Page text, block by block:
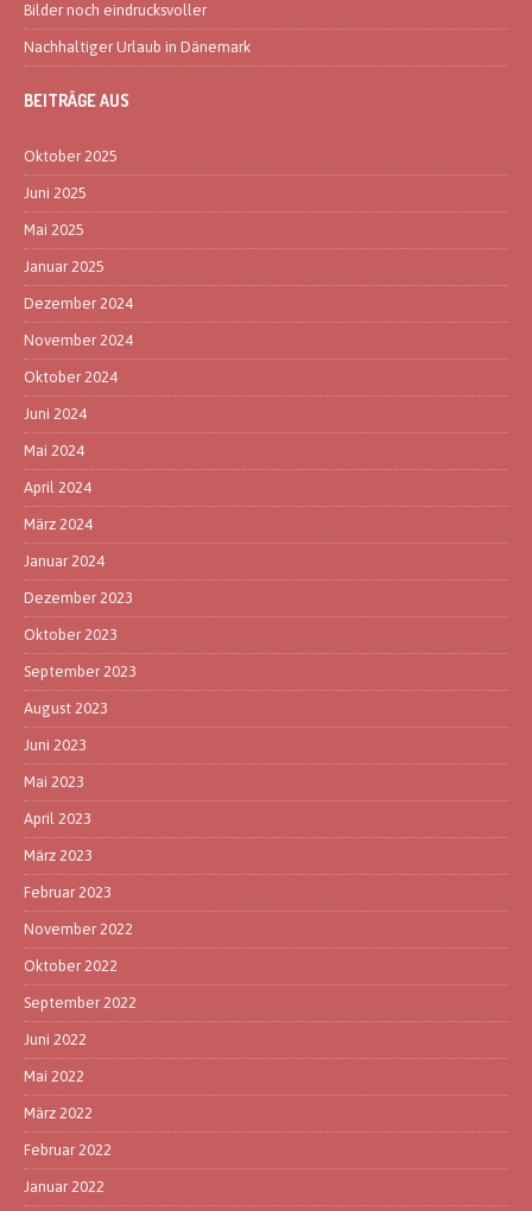
Bilder noch eindrucksvoller
Nachhaltiger Urlaub in Dänemark
BEITRÄGE AUS
Oktober 2025
Juni 2025
Mai 2025
Januar 2025
Dezember 2024
November 2024
Oktober 2024
Juni 2024
Mai 2024
April 2024
März 2024
Januar 2024
Dezember 2023
Oktober 2023
September 2023
August 2023
Juni 2023
Mai 2023
April 2023
März 2023
Februar 2023
November 2022
Oktober 2022
September 2022
Juni 2022
Mai 2022
März 2022
Februar 2022
Januar 2022